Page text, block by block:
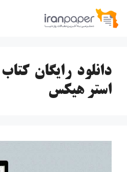
پرش
دانلود رایگان
استر هیکس